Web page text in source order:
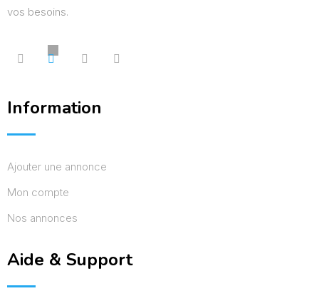
vos besoins.
Information
Ajouter une annonce
Mon compte
Nos annonces
Aide & Support